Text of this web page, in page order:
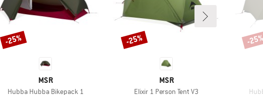
MERK
MSR
Artikel
Hubba Hubba Bikepack 1
Korting
-25%
MERK
MSR
Artikel
Elixir 1 Person Tent V3
Korting
-25% -